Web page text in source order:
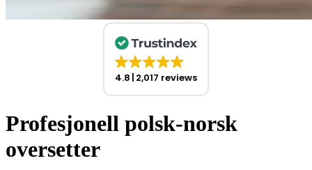
4.8 2,017 reviews
Profesjonell polsk-norsk
oversetter